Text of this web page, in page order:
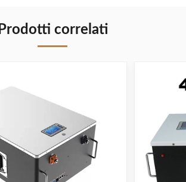
Prodotti correlati